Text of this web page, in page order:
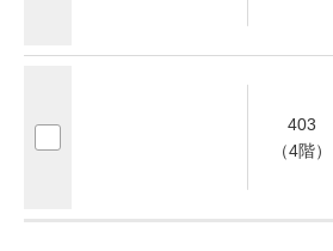
403
（4階）